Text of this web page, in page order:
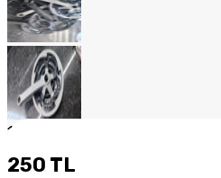
1
250 TL